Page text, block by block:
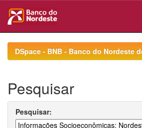
navigationDSpace - BNB - Banco do Nordeste
Pesquisar
Pesquisar: